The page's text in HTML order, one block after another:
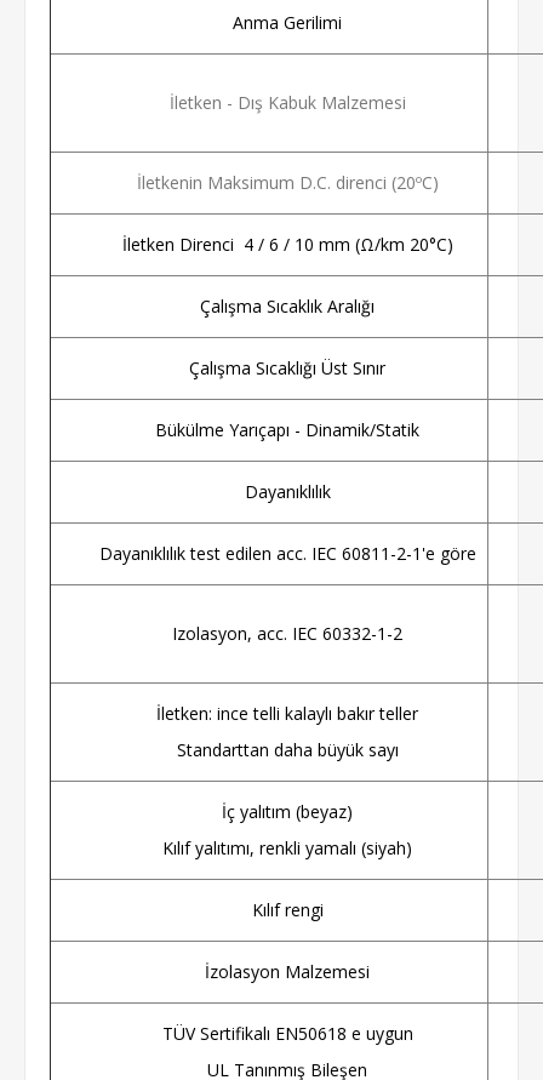
Anma Gerilimi
İletken - Dış Kabuk Malzemesi
İletkenin Maksimum D.C. direnci (20ºC)
İletken Direnci 4 / 6 / 10 mm (Ω/km 20°C)
Çalışma Sıcaklık Aralığı
Çalışma Sıcaklığı Üst Sınır
Bükülme Yarıçapı - Dinamik/Statik
Dayanıklılık
Dayanıklılık test edilen acc. IEC 60811-2-1'e göre
Izolasyon, acc. IEC 60332-1-2
İletken: ince telli kalaylı bakır teller
Standarttan daha büyük sayı
İç yalıtım (beyaz)
Kılıf yalıtımı, renkli yamalı (siyah)
Kılıf rengi
İzolasyon Malzemesi
TÜV Sertifikalı EN50618 e uygun
UL Tanınmış Bileşen